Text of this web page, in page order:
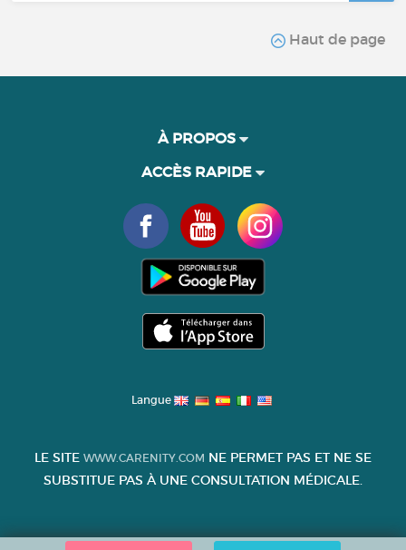
Haut de page
À PROPOS
ACCÈS RAPIDE
Langue
LE SITE WWW.CARENITY.COM NE PERMET PAS ET NE SE
SUBSTITUE PAS À UNE CONSULTATION MÉDICALE.